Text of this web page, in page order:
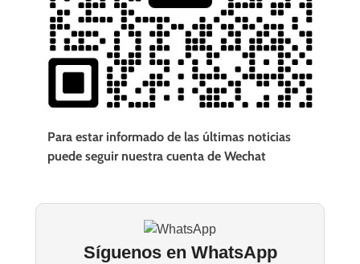
Para estar informado de las últimas noticias
puede seguir nuestra cuenta de Wechat
Síguenos en WhatsApp